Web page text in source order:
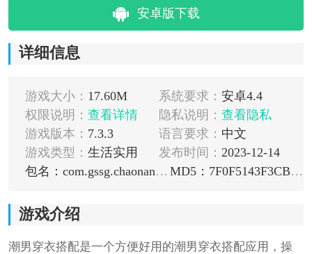
安卓版下载
详细信息
游戏大小： 17.60M 系统要求： 安卓4.4
权限说明： 查看详情 隐私说明： 查看隐私
游戏版本： 7.3.3 语言要求： 中文
游戏类型： 生活实用 发布时间： 2023-12-14
包名：com.gssg.chaonancyidp
MD5：7F0F5143F3CB77539D3009B49909EE73
游戏介绍
潮男穿衣搭配是一个方便好用的潮男穿衣搭配应用，操